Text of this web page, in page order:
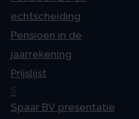
echtscheiding
Pensioen in de
jaarrekening
Prijslijst
S
Spaar BV presentatie